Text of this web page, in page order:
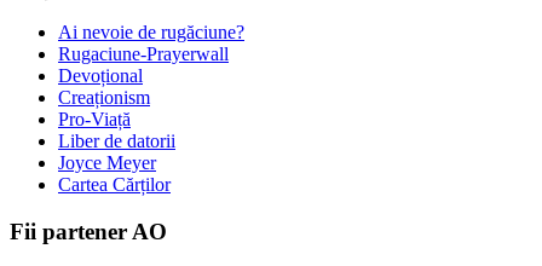
Ai nevoie de rugăciune?
Rugaciune-Prayerwall
Devoțional
Creaționism
Pro-Viață
Liber de datorii
Joyce Meyer
Cartea Cărților
Fii partener AO